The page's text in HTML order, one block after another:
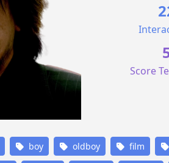
Score
boy oldboy film